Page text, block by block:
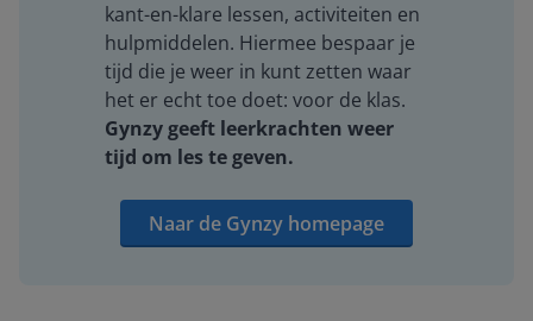
kant-en-klare lessen, activiteiten en
hulpmiddelen. Hiermee bespaar je
tijd die je weer in kunt zetten waar
het er echt toe doet: voor de klas.
Gynzy geeft leerkrachten weer
tijd om les te geven.
Naar de Gynzy homepage